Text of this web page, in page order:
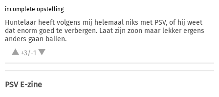
incomplete opstelling
Huntelaar heeft volgens mij helemaal niks met PSV, of hij weet
dat enorm goed te verbergen. Laat zijn zoon maar lekker ergens
anders gaan ballen.
+3/-1
PSV E-zine